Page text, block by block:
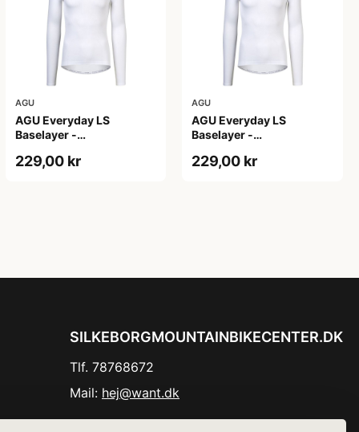
AGU
AGU Everyday LS
Baselayer -
Ærmer - Herre - Hvid -
229,00 kr
AGU
AGU Everyday LS
Baselayer -
Ærmer - Herre - Hvid
229,00 kr
SILKEBORGMOUNTAINBIKECENTER.DK
Tlf. 78768672
Mail: hej@want.dk